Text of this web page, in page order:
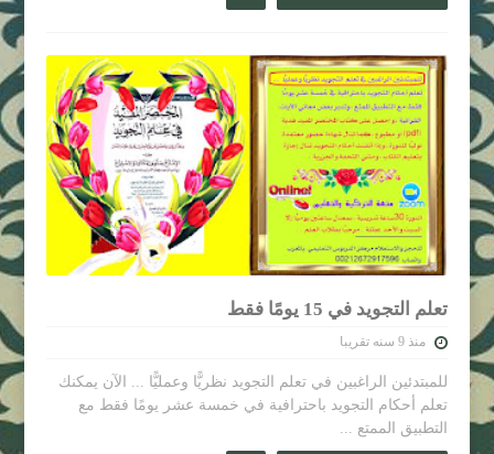
تعلم التجويد في 15 يومًا فقط
منذ 9 سنه تقريبا
للمبتدئين الراغبين في تعلم التجويد نظريًّا وعمليًّا ... الآن يمكنك
تعلم أحكام التجويد باحترافية في خمسة عشر يومًا فقط مع
التطبيق الممتع ...